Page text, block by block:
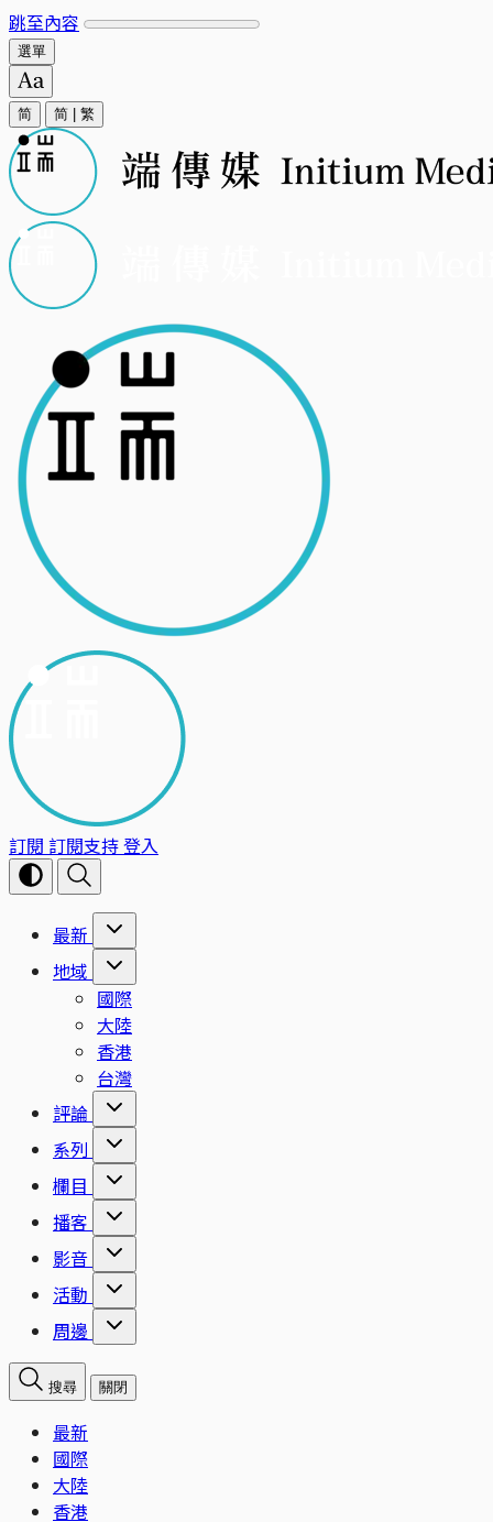
跳至內容
選單
简 简 繁
訂閱 訂閱支持登入
最新
地域
國際
大陸
香港
台灣
評論
系列
欄目
播客
影音
活動
周邊
搜尋 關閉
最新
國際
大陸
香港